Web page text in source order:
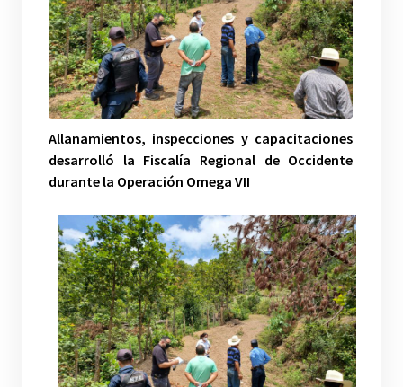
Allanamientos, inspecciones y capacitaciones
desarrolló la Fiscalía Regional de Occidente
durante la Operación Omega VII